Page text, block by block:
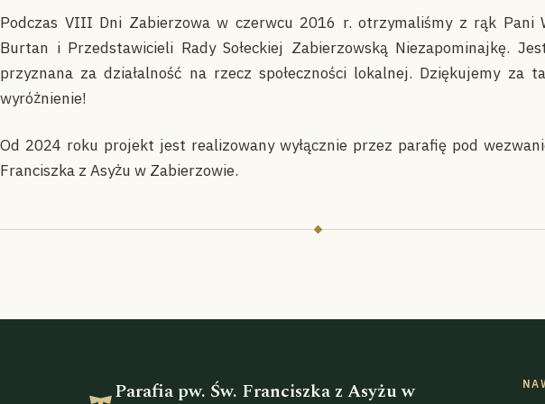
Podczas VIII Dni Zabierzowa w czerwcu 2016 r. otrzymaliśmy z rąk Pani
Burtan i Przedstawicieli Rady Sołeckiej Zabierzowską Niezapominajkę.
przyznana za działalność na rzecz społeczności lokalnej. Dziękujemy za
wyróżnienie!
Od 2024 roku projekt jest realizowany wyłącznie przez parafię pod
Franciszka z Asyżu w Zabierzowie.
Parafia pw. Św. Franciszka z Asyżu w